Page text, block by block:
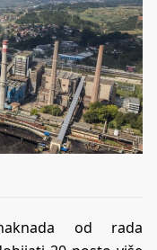
od rada